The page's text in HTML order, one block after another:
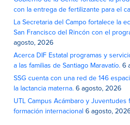
con la entrega de fertilizante para el
La Secretaria del Campo fortalece la
San Francisco del Rincón con el
agosto, 2026
Acerca DIF Estatal programas y
a las familias de Santiago Maravatío. 6
SSG cuenta con una red de 146
la lactancia materna. 6 agosto, 2026
UTL Campus Acámbaro y
formación internacional 6 agosto,